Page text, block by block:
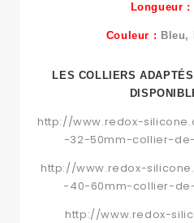
Longueur :
Couleur : Bleu,
LES COLLIERS
http://www.redox-
-32-50mm-collier-
http://www.redox-
-40-60mm-collier-
http://www.redox-